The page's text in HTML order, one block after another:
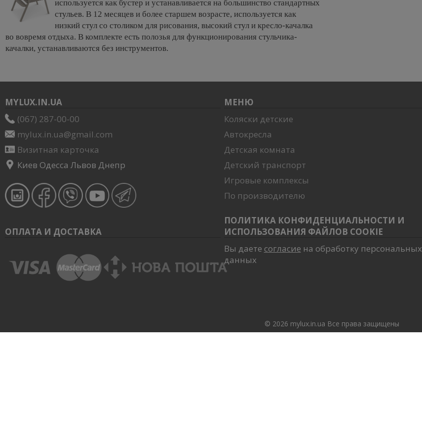
используется как бустер и устанавливается на большинство стандартных
стульев. В 12 месяцев и более старшем возрасте, используется как
низкий стул со столиком для рисования, высокий стул и кресло-качалка
во вовремя отдыха. В комплекте есть полозья для функционирования стульчика-
качалки, устанавливаются без инструментов.
MYLUX.IN.UA
(067) 287-00-00
mylux.in.ua@gmail.com
Визитная карточка
Киев Одесса Львов Днепр
МЕНЮ
Коляски детские
Автокресла
Детская комната
Детский транспорт
Игровые комплексы
По производителю
ОПЛАТА И ДОСТАВКА
ПОЛИТИКА КОНФИДЕНЦИАЛЬНОСТИ И
ИСПОЛЬЗОВАНИЯ ФАЙЛОВ COOKIE
Вы даете согласие на обработку персональных
данных
© 2026 mylux.in.ua Все права защищены